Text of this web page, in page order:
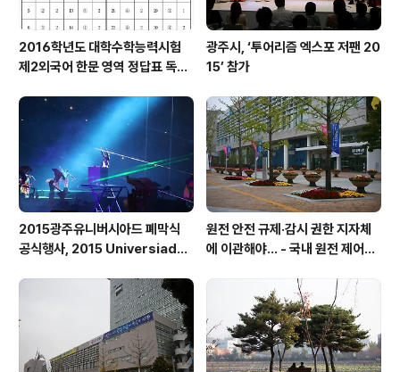
2016학년도 대학수학능력시험
제2외국어 한문 영역 정답표 독일
일본어, 러시아어, 아랍어, 기초 베
트남어, 한문
광주시, ‘투어리즘 엑스포 저팬 20
15’ 참가
2015광주유니버시아드 폐막식
공식행사, 2015 Universiade
y Cultural Performance 3
원전 안전 규제·감시 권한 지자체
에 이관해야… - 국내 원전 제어봉